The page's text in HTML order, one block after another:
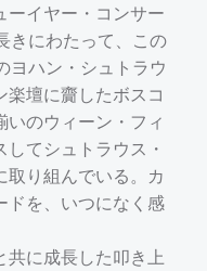
ーイヤー・コンサー
きにわたって、この
ヨハン・シュトラウ
壇に齎したボスコ
のウィーン・フィ
てシュトラウス・
取り組んでいる。カ
ドを、いつになく感
に成長した叩き上